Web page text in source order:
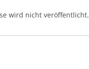
wird nicht veröffentlicht.